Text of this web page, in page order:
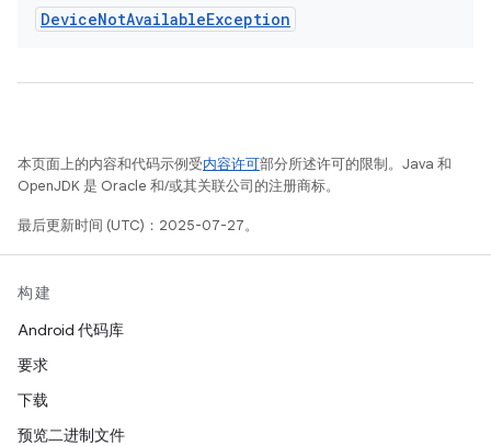
DeviceNotAvailableException
本页面上的内容和代码示例受内容许可部分所述许可的限制。Java 和
OpenJDK 是 Oracle 和/或其关联公司的注册商标。
最后更新时间 (UTC)：2025-07-27。
构建
Android 代码库
要求
下载
预览二进制文件